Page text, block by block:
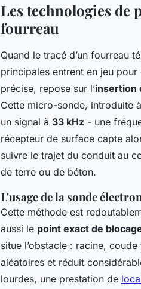
Les technologies de
fourreau
Quand le tracé d’un fourreau
principales entrent en jeu
précise, repose sur l’insertion
Cette micro-sonde, introduite
un signal à 33 kHz - une
récepteur de surface capte
suivre le trajet du conduit au
de terre ou de béton.
L'usage de la sonde
Cette méthode est
aussi le point exact de
situe l’obstacle : racine,
aléatoires et réduit
lourdes, une prestation de